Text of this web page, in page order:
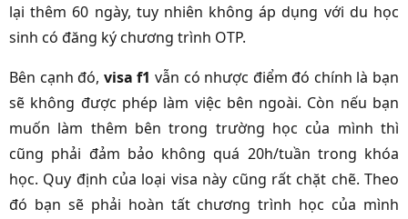
lại thêm 60 ngày, tuy nhiên không áp dụng với du học
sinh có đăng ký chương trình OTP.
Bên cạnh đó, visa f1 vẫn có nhược điểm đó chính là bạn
sẽ không được phép làm việc bên ngoài. Còn nếu bạn
muốn làm thêm bên trong trường học của mình thì
cũng phải đảm bảo không quá 20h/tuần trong khóa
học. Quy định của loại visa này cũng rất chặt chẽ. Theo
đó bạn sẽ phải hoàn tất chương trình học của mình